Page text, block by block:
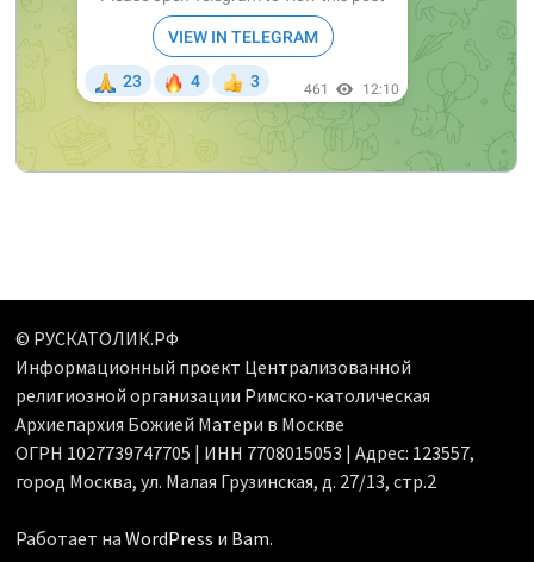
© РУСКАТОЛИК.РФ
Информационный проект Централизованной
религиозной организации Римско-католическая
Архиепархия Божией Матери в Москве
ОГРН 1027739747705 | ИНН 7708015053 | Адрес: 123557,
город Москва, ул. Малая Грузинская, д. 27/13, стр.2
Работает наWordPress и Bam.